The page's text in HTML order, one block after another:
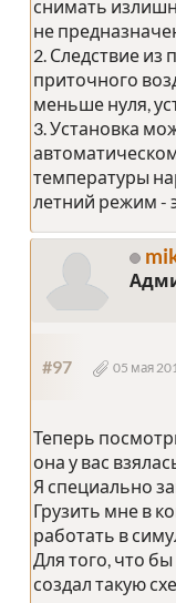
снимать
не
2. Следствие из
приточного
меньше нуля,
3. Установка
температуры
летний режим -
#97 05 мая
Теперь
она у вас
Я специально
Грузить мне в
работать в
Для того, что
создал такую